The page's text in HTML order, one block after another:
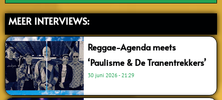
MEER INTERVIEWS:
Reggae-Agenda meets
‘Paulisme & De Tranentrekkers’
30 juni 2026 21:29